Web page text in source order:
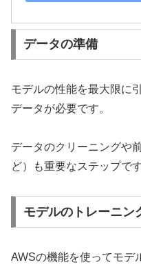
データの準備
モデルの性能を最大限に
データが必要です。
データのクリーニングや
ど）も重要なステップです
モデルのトレーニン
AWSの機能を使ってモデ